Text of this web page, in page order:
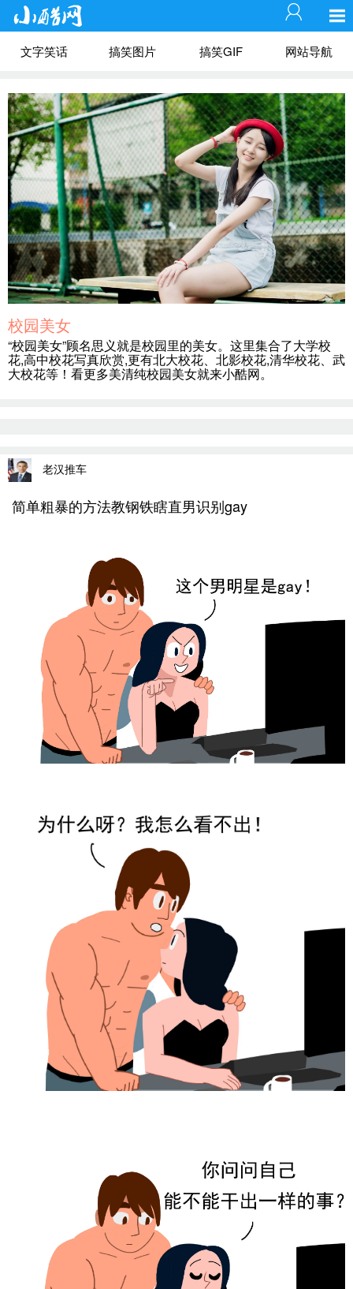
文字笑话 搞笑图片 搞笑GIF 网站导航
校园美女
“校园美女”顾名思义就是校园里的美女。这里集合了大学校
花,高中校花写真欣赏,更有北大校花、北影校花,清华校花、武
大校花等！看更多美清纯校园美女就来小酷网。
老汉推车
简单粗暴的方法教钢铁瞎直男识别gay